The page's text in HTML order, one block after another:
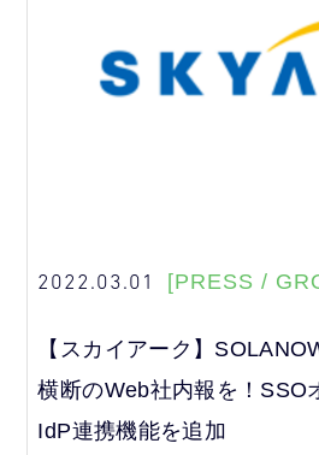
2022.03.01 [PRESS /
【スカイアーク】
横断のWeb社内報を！SSO
IdP連携機能を追加